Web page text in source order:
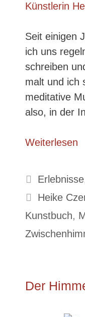
Künstlerin
Seit einigen
ich uns
schreiben
malt und ich
meditative
also, in der
Weiterlesen
Kategorien
Erlebnisse
Heike
Kunstbuch,
Der